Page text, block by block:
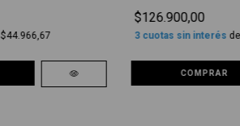
$44.966,67
$126.900,00
3cuotas sin interés
COMPRAR